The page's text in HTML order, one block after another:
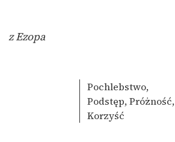
z Ezopa
Pochlebstwo,
Podstęp, Próżność,
Korzyść